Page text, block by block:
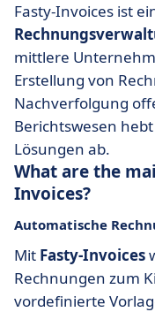
Fasty-Invoices ist
mittlere
Erstellung von
Nachverfolgung
Berichtswesen
Lösungen ab.
What are the
Invoices?
Automatische
Mit Fasty-Invoices
Rechnungen zum
vordefinierte